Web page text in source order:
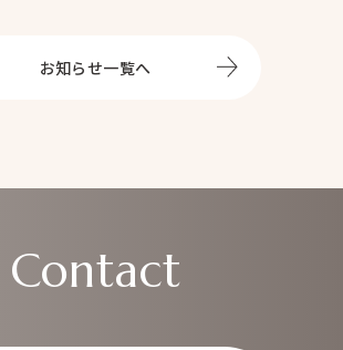
お知らせ一覧へ
Contact